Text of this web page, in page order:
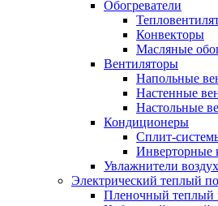
Обогреватели
Конвекторы
Масляные
Вентиляторы
Напольные
Настенные
Настольные
Кондиционеры
Сплит-
Инверторные
Увлажнители
Электрический теплый
Пленочный теплый